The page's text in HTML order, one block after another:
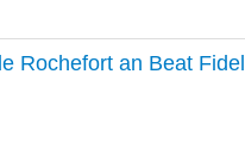
Rochefort an Beat